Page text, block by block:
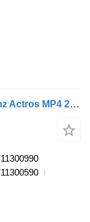
Компресор за въздух Mercedes-Benz Actros MP4 2551 (01.12-) A4711301090 за влекач Mercedes-Benz Actros MP4 Antos Arocs (2012-)